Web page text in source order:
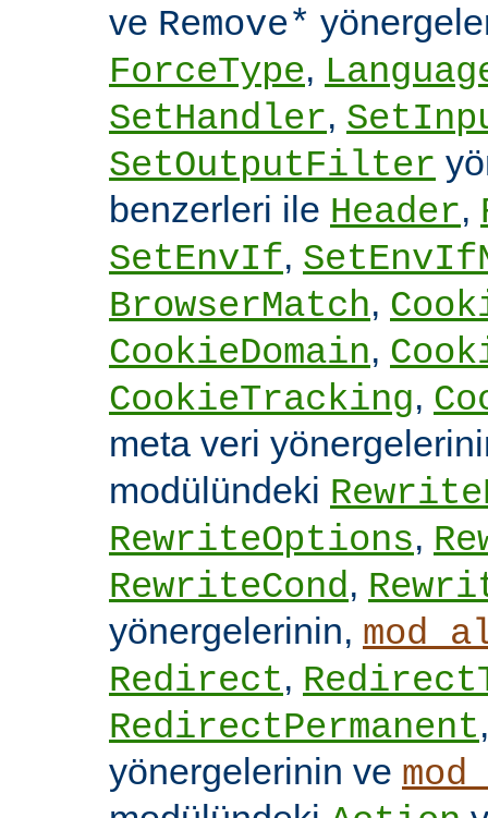
ve Remove*
ForceType,
SetHandler,
SetOutputFilter
benzerleri ile Header,
SetEnvIf,
BrowserMatch,
CookieDomain,
CookieTracking,
meta veri
modülündeki
RewriteOptions,
RewriteCond,
yönergelerinin,
Redirect,
RedirectPermanent
yönergelerinin ve